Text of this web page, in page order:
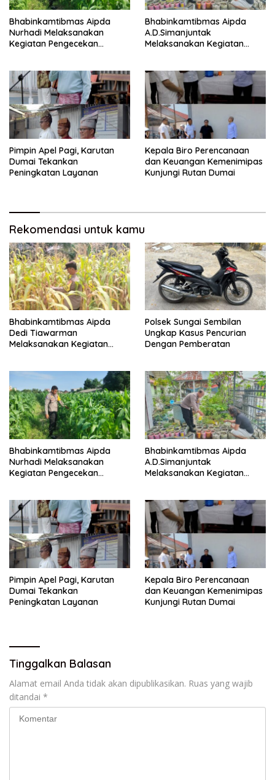
Bhabinkamtibmas Aipda
Nurhadi Melaksanakan
Kegiatan Pengecekan
Jagung Pipil
Bhabinkamtibmas Aipda
A.D.Simanjuntak
Melaksanakan Kegiatan
Pimpin Apel Pagi, Karutan
Dumai Tekankan
Peningkatan Layanan
Kepala Biro Perencanaan
dan Keuangan Kemenimipas
Kunjungi Rutan Dumai
Rekomendasi untuk kamu
Bhabinkamtibmas Aipda
Dedi Tiawarman
Melaksanakan Kegiatan
Polsek Sungai Sembilan
Ungkap Kasus Pencurian
Dengan Pemberatan
Bhabinkamtibmas Aipda
Nurhadi Melaksanakan
Kegiatan Pengecekan
Jagung Pipil
Bhabinkamtibmas Aipda
A.D.Simanjuntak
Melaksanakan Kegiatan
Pimpin Apel Pagi, Karutan
Dumai Tekankan
Peningkatan Layanan
Kepala Biro Perencanaan
dan Keuangan Kemenimipas
Kunjungi Rutan Dumai
Tinggalkan Balasan
Alamat email Anda tidak akan dipublikasikan. Ruas yang wajib
ditandai *